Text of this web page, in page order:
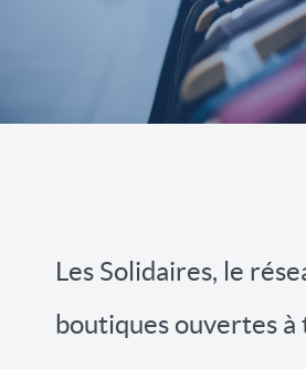
Les Solidaires, le
boutiques ouvertes à